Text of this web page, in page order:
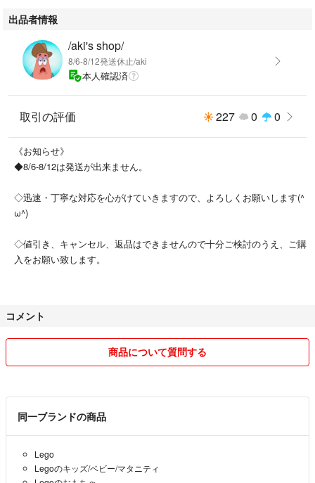
出品者情報
/aki's shop/
8/6-8/12発送休止/aki
本人確認済
取引の評価 227 0 0
《お知らせ》
◆8/6-8/12は発送が出来ません。
◇迅速・丁寧な対応を心がけていきますので、よろしくお願いします(^
ω^)
◇値引き、キャンセル、返品はできませんので十分ご検討のうえ、ご購
入をお願い致します。
コメント
商品について質問する
同一ブランドの商品
Lego
Legoのキッズ/ベビー/マタニティ